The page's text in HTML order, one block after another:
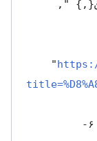
"
  note = "[برخط؛ بازبینی‌شده در ۶-